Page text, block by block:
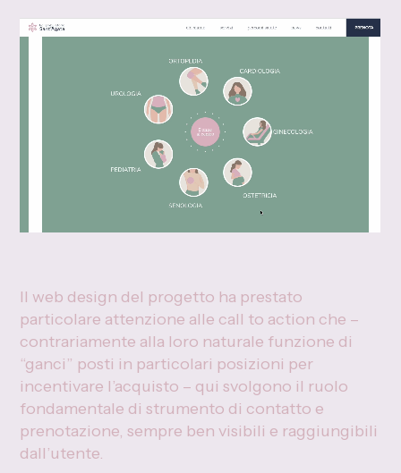
Il web design del progetto ha prestato
particolare attenzione alle call to action che –
contrariamente alla loro naturale funzione di
“ganci” posti in particolari posizioni per
incentivare l’acquisto – qui svolgono il ruolo
fondamentale di strumento di contatto e
prenotazione, sempre ben visibili e raggiungibili
dall’utente.